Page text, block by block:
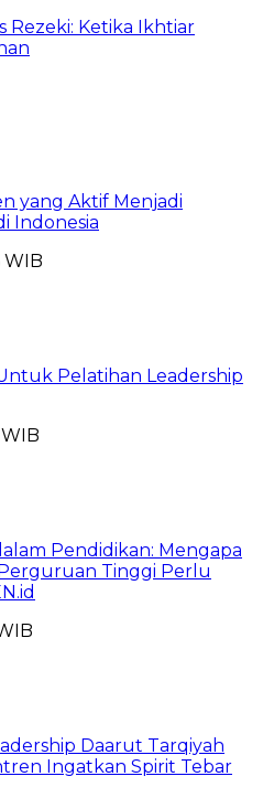
Rezeki: Ketika Ikhtiar
yang Aktif Menjadi
Indonesia
WIB
Pelatihan Leadership
Pendidikan: Mengapa
Tinggi Perlu
Daarut Tarqiyah
Ingatkan Spirit Tebar